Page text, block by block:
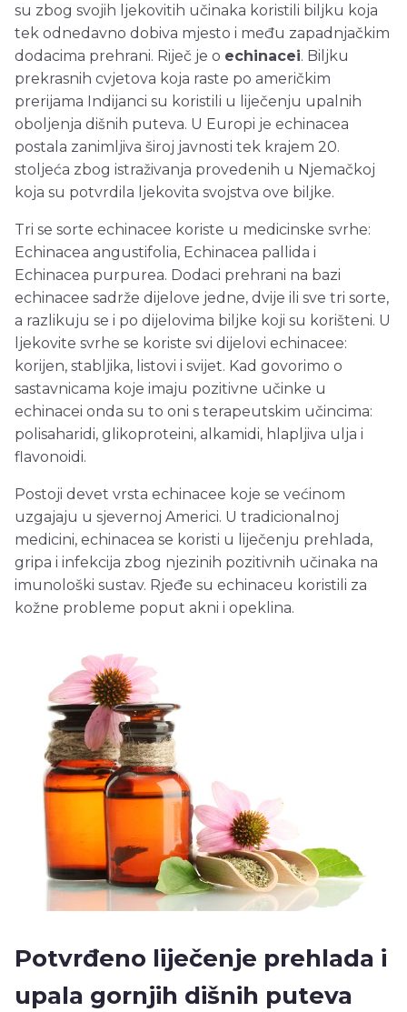
su zbog svojih ljekovitih učinaka koristili biljku koja
tek odnedavno dobiva mjesto i među zapadnjačkim
dodacima prehrani. Riječ je o echinacei. Biljku
prekrasnih cvjetova koja raste po američkim
prerijama Indijanci su koristili u liječenju upalnih
oboljenja dišnih puteva. U Europi je echinacea
postala zanimljiva široj javnosti tek krajem 20.
stoljeća zbog istraživanja provedenih u Njemačkoj
koja su potvrdila ljekovita svojstva ove biljke.
Tri se sorte echinacee koriste u medicinske svrhe:
Echinacea angustifolia, Echinacea pallida i
Echinacea purpurea. Dodaci prehrani na bazi
echinacee sadrže dijelove jedne, dvije ili sve tri sorte,
a razlikuju se i po dijelovima biljke koji su korišteni. U
ljekovite svrhe se koriste svi dijelovi echinacee:
korijen, stabljika, listovi i svijet. Kad govorimo o
sastavnicama koje imaju pozitivne učinke u
echinacei onda su to oni s terapeutskim učincima:
polisaharidi, glikoproteini, alkamidi, hlapljiva ulja i
flavonoidi.
Postoji devet vrsta echinacee koje se većinom
uzgajaju u sjevernoj Americi. U tradicionalnoj
medicini, echinacea se koristi u liječenju prehlada,
gripa i infekcija zbog njezinih pozitivnih učinaka na
imunološki sustav. Rjeđe su echinaceu koristili za
kožne probleme poput akni i opeklina.
Potvrđeno liječenje prehlada i
upala gornjih dišnih puteva